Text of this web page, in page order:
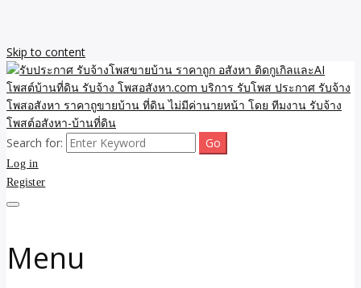
Skip to content
รับประกาศ รับจ้างโพสขาย
บ้าน ราคาถูก อสังหา ติดกู
รับจ้าง โพสอสังหา.com
รับจ้างโพสขายบ้าน ราคาถูก ประกาศ ขายอสังหา โฆษณา ไม่มีค่านาย
หน้า โพสอสังหา รับจ้างโพสขายบ้านบริการ รับจ้างโพสอสังหา ราคาถูก
ขายบ้าน ขายที่ดิน เว็บประกาศ โพส โฆษณา ลงประกาศฟรี
Search for:
Log in
Register
Menu